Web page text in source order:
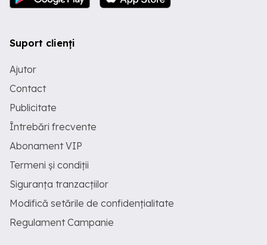
Suport clienți
Ajutor
Contact
Publicitate
Întrebări frecvente
Abonament VIP
Termeni și condiții
Siguranța tranzacțiilor
Modifică setările de confidențialitate
Regulament Campanie